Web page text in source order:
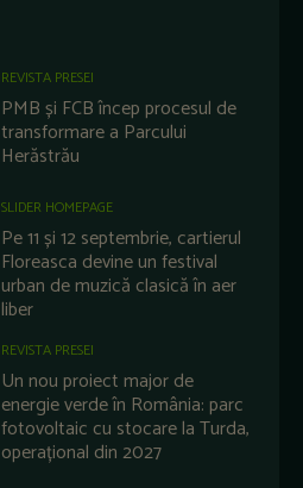
REVISTA PRESEI
PMB și FCB încep procesul de
transformare a Parcului
Herăstrău
SLIDER HOMEPAGE
Pe 11 și 12 septembrie, cartierul
Floreasca devine un festival
urban de muzică clasică în aer
liber
REVISTA PRESEI
Un nou proiect major de
energie verde în România: parc
fotovoltaic cu stocare la Turda,
operațional din 2027